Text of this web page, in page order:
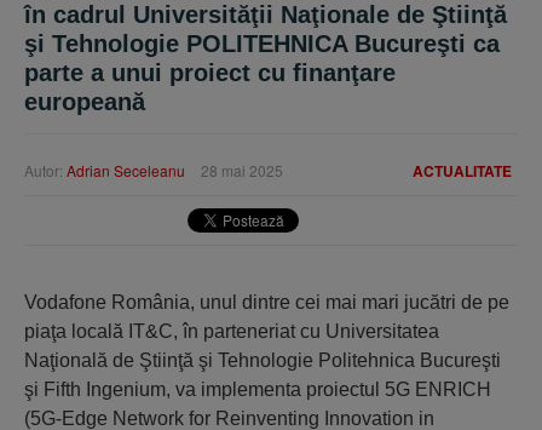
în cadrul Universităţii Naţionale de Ştiinţă
şi Tehnologie POLITEHNICA Bucureşti ca
parte a unui proiect cu finanţare
europeană
ACTUALITATE
Autor: Adrian Seceleanu 28 mai 2025
Vodafone România, unul dintre cei mai mari jucătri de pe
piaţa locală IT&C, în parteneriat cu Universitatea
Naţională de Ştiinţă şi Tehnologie Politehnica Bucureşti
şi Fifth Ingenium, va implementa proiectul 5G ENRICH
(5G-Edge Network for Reinventing Innovation in